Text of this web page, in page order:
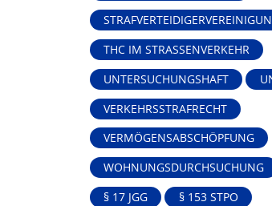
THC IM STRASSENVERKEHR
UNTERSUCHUNGSHAFT
VERKEHRSSTRAFRECHT
VERMÖGENSABSCHÖPFUNG
WOHNUNGSDURCHSUCHUNG
§ 17 JGG
§ 153 STPO